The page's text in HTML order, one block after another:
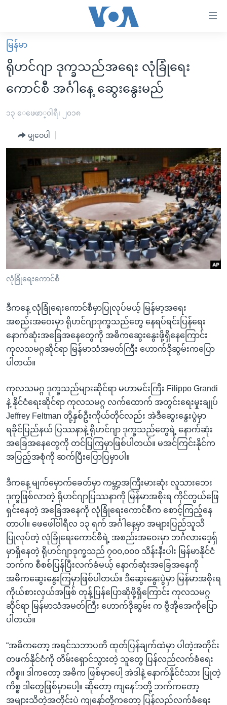
လွယ်ကူ
စေ
များ
အကြောင်းအရာ
ကြည့်
ရန်
ပင်မ
ညွန်း
စာမျက်နှာ
သို့
ကျော်
ရန်
ရှာဖွေ
ရန်
နေရာ
သို့
ရန်
မူလစာမျက်နှာ
မြန်မာ
ကမ္ဘာ့သတင်းများ
အစ္စရေး-ပါလက်စတိုင်း
ရပ်ဝန်းတခု လမ်းတခု အလွန်
အင်္ဂလိပ်စာလေ့လာမယ်
အမေရိကန်သုံးအီဒီယံ
မကြေးမုံရဲ့ အင်္ဂလိပ်စာ
ရုပ်ရှင်ထဲက အင်္ဂလိပ်စာ
သုတပဒေသာ အင်္ဂလိပ်စာ
အပတ်စဉ်ကဏ္ဍများ
ရေဒီယို
တီဗွီ
ရေဒီယိုနှင့်ရုပ်သံ အချက်အလက်များ
ရေဒီယို/တီဗွီအစီအစဉ်
Learning English
ဗွီအိုအေ လူမှုကွန်ယက်များ
ဘာသာစကားများ
မြန်မာ
ရိုဟင်ဂျာ ဒုက္ခသည်အရေး လုံခြုံရေး
ကောင်စီ အင်္ဂါနေ့ ဆွေးနွေးမည်
၁၃ ေဖေဖာ္၀ါရီ၊ ၂၀၁၈
မျှဝေပါ
လုံခြုံရေးကောင်စီ
ဒီကနေ့ လုံခြုံရေးကောင်စီမှာပြုလုပ်မယ့် မြန်မာ့အရေး
အစည်းအဝေးမှာ ရိုဟင်ဂျာဒုက္ခသည်တွေ နေရပ်ရင်းပြန်ရေး
နောက်ဆုံးအခြေအနေတွေကို အဓိကဆွေးနွေးဖို့ရှိနေကြောင်း
ကုလသမဂ္ဂဆိုင်ရာ မြန်မာသံအမတ်ကြီး ဟောက်ဒိုဆွမ်းကပြော
ပါတယ်။
ကုလသမဂ္ဂ ဒုက္ခသည်များဆိုင်ရာ မဟာမင်းကြီး Filippo Grandi
နဲ့ နိုင်ငံရေးဆိုင်ရာ ကုလသမဂ္ဂ လက်ထောက် အတွင်းရေးမှုးချုပ်
Jeffrey Feltman တို့နှစ်ဦးကိုယ်တိုင်လည်း အဲဒီဆွေးနွေးပွဲမှာ
ရခိုင်ပြည်နယ် ပြဿနာနဲ့ ရိုဟင်ဂျာ ဒုက္ခသည်တွေရဲ့ နောက်ဆုံး
အခြေအနေတွေကို တင်ပြကြမှာဖြစ်ပါတယ်။ မအင်ကြင်းနိုင်က
အပြည့်အစုံကို ဆက်ပြီးပြောပြမှာပါ။
ဒီကနေ့ မျက်မှောက်ခေတ်မှာ ကမ္ဘာ့အကြီးမားဆုံး လူသားဘေး
ဒုက္ခဖြစ်လာတဲ့ ရိုဟင်ဂျာပြဿနာကို မြန်မာအစိုးရ ကိုင်တွယ်ဖြေ
ရှင်းနေတဲ့ အခြေအနေကို လုံခြုံရေးကောင်စီက စောင့်ကြည့်နေ
တာပါ။ ဖေဖေါ်ဝါရီလ ၁၃ ရက် အင်္ဂါနေ့မှာ အများပြည်သူသိ
ပြုလုပ်တဲ့ လုံခြုံရေးကောင်စီရဲ့ အစည်းအဝေးမှာ ဘင်္ဂလားဒေ့ရှ်
မှာရှိနေတဲ့ ရိုဟင်ဂျာဒုက္ခသည် ၇၀၀,၀၀၀ သိန်းနီးပါး မြန်မာနိုင်ငံ
ဘက်က စီစစ်ပြန်ပြီးလက်ခံမယ့် နောက်ဆုံးအခြေအနေကို
အဓိကဆွေးနွေးကြမှာဖြစ်ပါတယ်။ ဒီဆွေးနွေးပွဲမှာ မြန်မာအစိုးရ
ကိုယ်စားလှယ်အဖြစ် တုန့်ပြန်ပြောဆိုဖို့ရှိကြောင်း ကုလသမဂ္ဂ
ဆိုင်ရာ မြန်မာသံအမတ်ကြီး ဟောက်ဒိုဆွမ်း က ဗွီအိုအေကိုပြော
ပါတယ်။
“အဓိကတော့ အရင်သဘာပတိ ထုတ်ပြန်ချက်ထဲမှာ ပါတဲ့အတိုင်း
တဖက်နိုင်ငံကို တိမ်းရှောင်သွားတဲ့ သူတွေ ပြန်လည်လက်ခံရေး
ကိစ္စ။ ဒါကတော့ အဓိက ဖြစ်မှာပေါ့ အဲဒါနဲ့ နောက်နိုင်ငံသား ပြုတဲ့
ကိစ္စ ဒါတွေဖြစ်မှာပေါ့။ ဆိုတော့ ကျနေ်ာတို့ ဘက်ကတော့
အများသိတဲ့အတိုင်းပဲ ကျနော်တို့ကတော့ ပြန်လည်လက်ခံရေး